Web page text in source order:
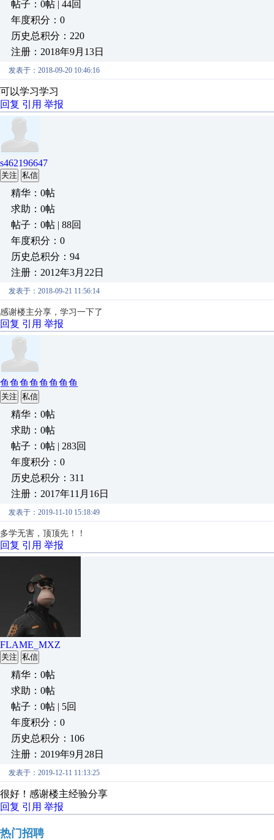
帖子：0帖 | 44回
年度积分：0
历史总积分：220
注册：2018年9月13日
发表于：2018-09-20 10:46:16
可以学习学习
回复 引用 举报
s462196647
关注 私信
精华：0帖
求助：0帖
帖子：0帖 | 88回
年度积分：0
历史总积分：94
注册：2012年3月22日
发表于：2018-09-21 11:56:14
感谢楼主分享，学习一下了
回复 引用 举报
鱼鱼鱼鱼鱼鱼鱼鱼
关注 私信
精华：0帖
求助：0帖
帖子：0帖 | 283回
年度积分：0
历史总积分：311
注册：2017年11月16日
发表于：2019-11-10 15:18:49
多学无害，顶顶先！！
回复 引用 举报
FLAME_MXZ
关注 私信
精华：0帖
求助：0帖
帖子：0帖 | 5回
年度积分：0
历史总积分：106
注册：2019年9月28日
发表于：2019-12-11 11:13:25
很好！感谢楼主经验分享
回复 引用 举报
热门招聘